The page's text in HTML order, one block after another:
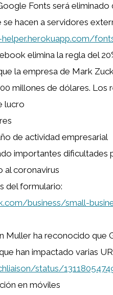
Fonts será
hacen a servidores
elimina la regla del
la empresa de Mark
millones de dólares. Los
lucro
de actividad empresarial
importantes dificultades
al coronavirus
del formulario:
business/small-
Muller ha reconocido que
han impactado varias
status/
en móviles